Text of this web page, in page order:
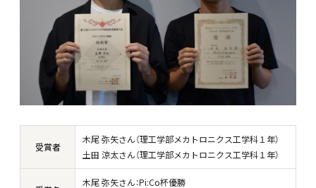
受賞者
木尾弥矢さん（理工学部メカトロニクス工学科１年）
土田 涼太さん（理工学部メカトロニクス工学科１年）
木尾弥矢さん：Pi:Co杯優勝